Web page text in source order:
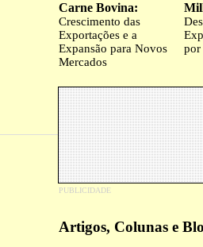
Carne Bovina:
Crescimento das
Exportações e a
Expansão para Novos
Mercados
por
Artigos, Colunas e